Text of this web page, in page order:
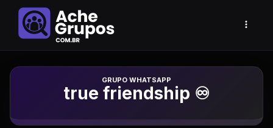
Grupo de Whatsapp
true friendship ♾️